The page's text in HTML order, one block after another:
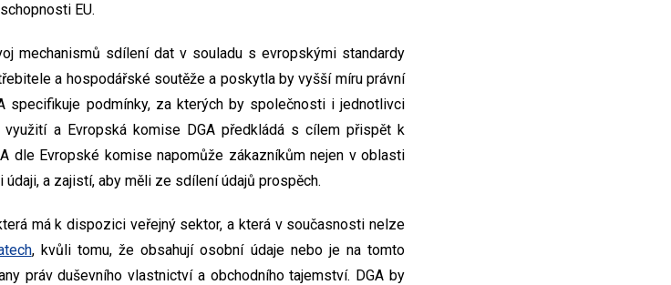
EU.
mechanismů sdílení dat v souladu s evropskými standardy
a hospodářské soutěže a poskytla by vyšší míru právní
specifikuje podmínky, za kterých by společnosti i jednotlivci
a Evropská komise DGA předkládá s cílem přispět k
dle Evropské komise napomůže zákazníkům nejen v oblasti
a zajistí, aby měli ze sdílení údajů prospěch.
má k dispozici veřejný sektor, a která v současnosti nelze
, kvůli tomu, že obsahují osobní údaje nebo je na tomto
práv duševního vlastnictví a obchodního tajemství. DGA by